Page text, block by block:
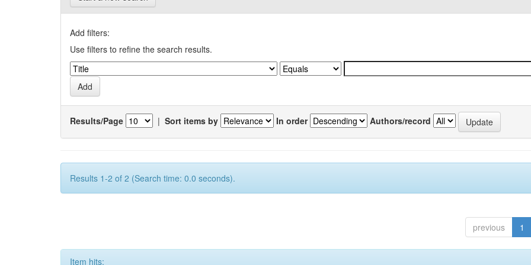
Add filters:
Use filters to refine the search results.
Results/Page | Sort items by In order Authors/record
Results 1-2 of 2 (Search time: 0.0 seconds).
previous 1
Item hits: